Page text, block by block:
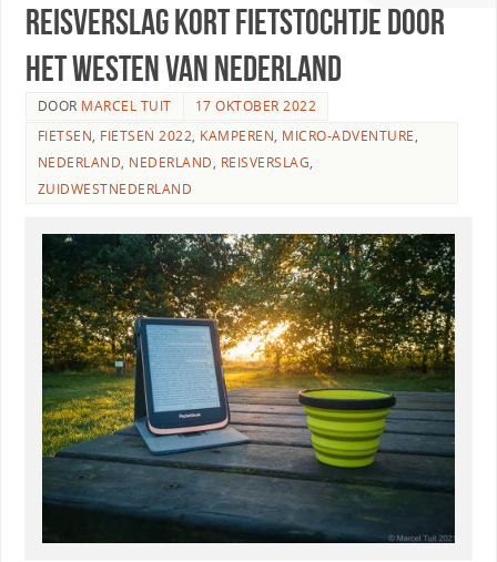
Reisverslag kort fietstochtje door
het Westen van Nederland
DOOR MARCEL TUIT
17 OKTOBER 2022
FIETSEN, FIETSEN 2022, KAMPEREN, MICRO-ADVENTURE,
NEDERLAND, NEDERLAND, REISVERSLAG,
ZUIDWESTNEDERLAND